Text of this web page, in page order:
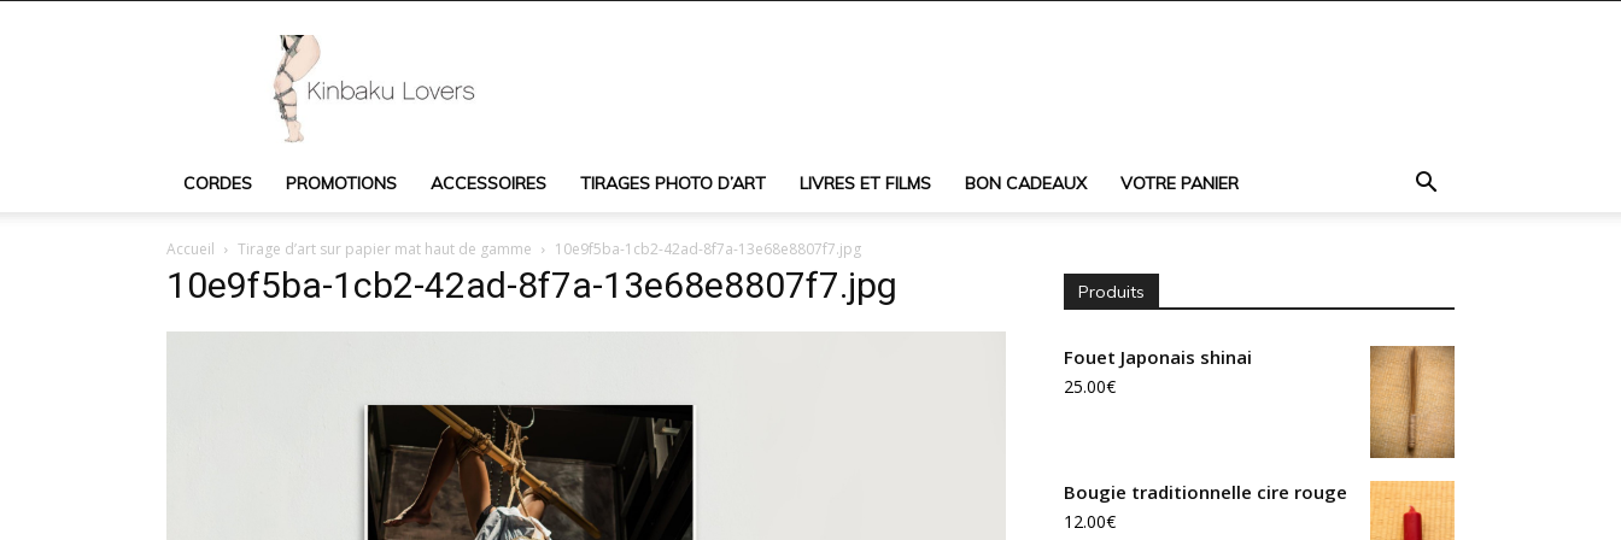
:
accessoires
et
DVD
Shibari
CORDES PROMOTIONS ACCESSOIRES TIRAGES PHOTO D’ART LIVRES ET FILMS BON CADEAUX VOTRE PANIER
Accueil Tirage d’art sur papier mat haut de gamme 10e9f5ba-1cb2-42ad-8f7a-13e68e8807f7.jpg
10e9f5ba-1cb2-42ad-8f7a-13e68e8807f7.jpg Produits
Fouet Japonais shinai
25.00€
Bougie traditionnelle cire rouge
12.00€